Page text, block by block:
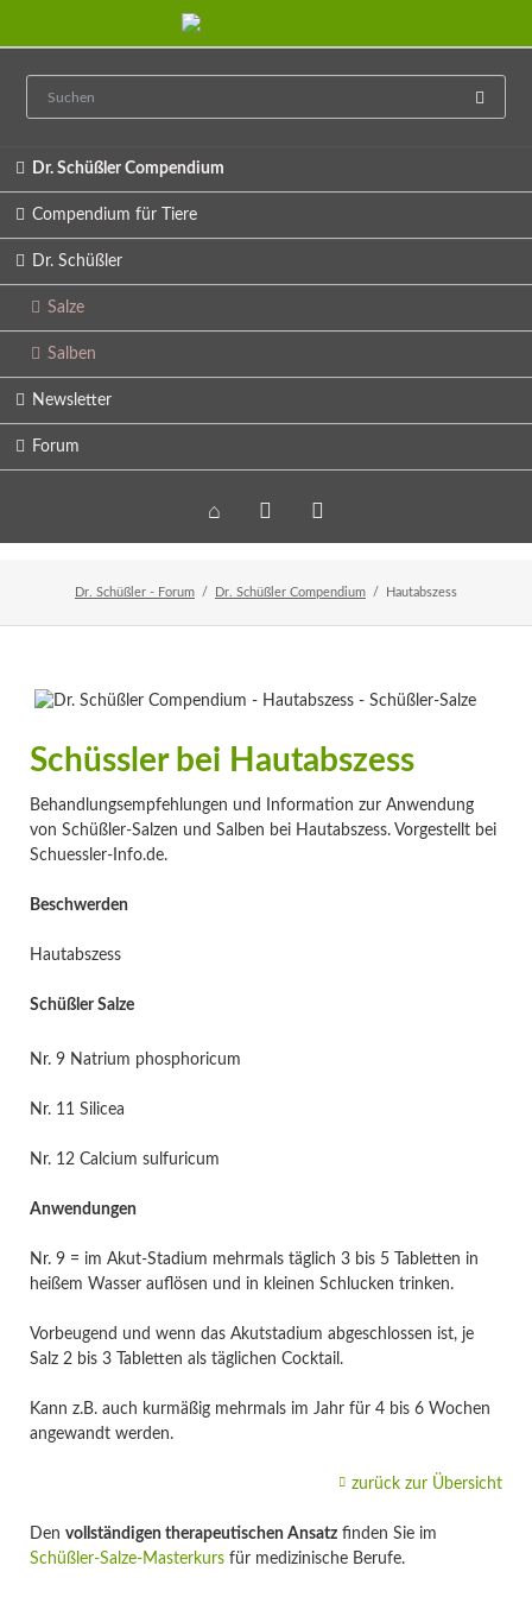
Dr. Schüßler Compendium
Compendium für Tiere
Dr. Schüßler
Salze
Salben
Newsletter
Forum
Home Veranstaltungen
Newsletter
Dr. Schüßler - Forum Dr. Schüßler Compendium Hautabszess
Schüssler bei Hautabszess
Behandlungsempfehlungen und Information zur Anwendung
von Schüßler-Salzen und Salben bei Hautabszess. Vorgestellt bei
Schuessler-Info.de.
Beschwerden
Hautabszess
Schüßler Salze
Nr. 9 Natrium phosphoricum
Nr. 11 Silicea
Nr. 12 Calcium sulfuricum
Anwendungen
Nr. 9 = im Akut-Stadium mehrmals täglich 3 bis 5 Tabletten in
heißem Wasser auflösen und in kleinen Schlucken trinken.
Vorbeugend und wenn das Akutstadium abgeschlossen ist, je
Salz 2 bis 3 Tabletten als täglichen Cocktail.
Kann z.B. auch kurmäßig mehrmals im Jahr für 4 bis 6 Wochen
angewandt werden.
zurück zur Übersicht
Den vollständigen therapeutischen Ansatzfinden Sie im
Schüßler-Salze-Masterkursfür medizinische Berufe.